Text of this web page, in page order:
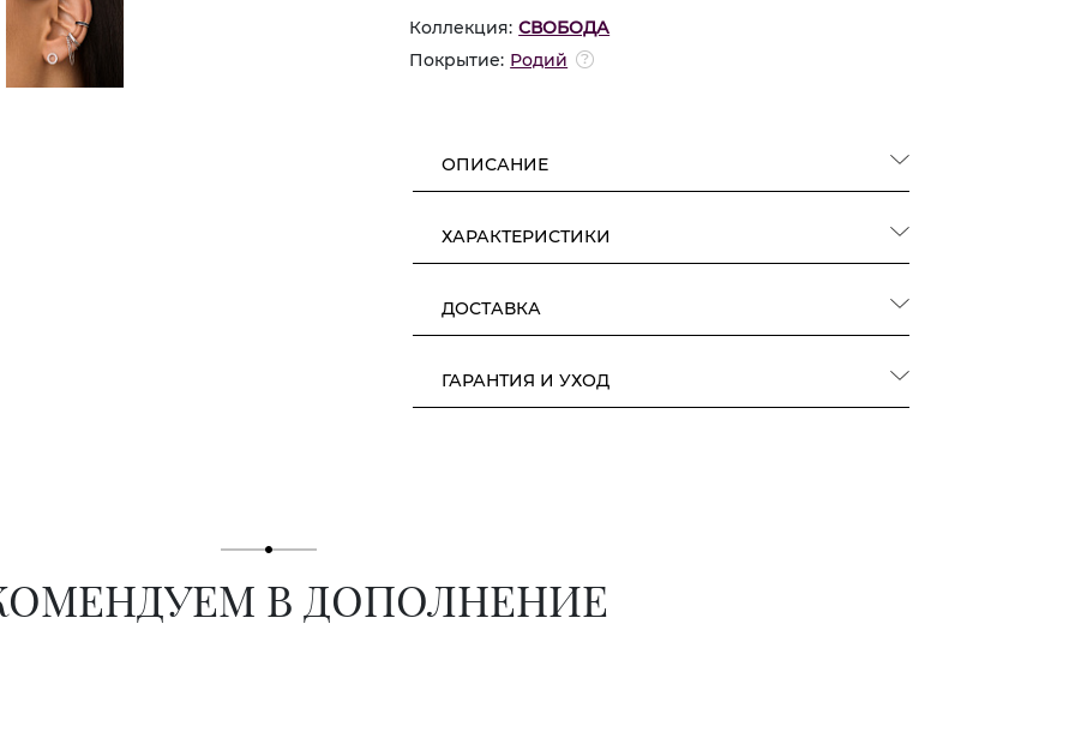
Коллекция: СВОБОДА
Покрытие: Родий
ОПИСАНИЕ
ХАРАКТЕРИСТИКИ
ДОСТАВКА
ГАРАНТИЯ И УХОД
В ДОПОЛНЕНИЕ